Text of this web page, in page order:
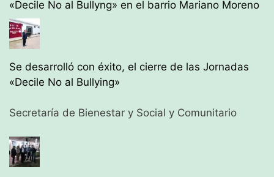
«Decile No al Bullyng» en el barrio Mariano Moreno
Se desarrolló con éxito, el cierre de las Jornadas
«Decile No al Bullying»
Secretaría de Bienestar y Social y Comunitario